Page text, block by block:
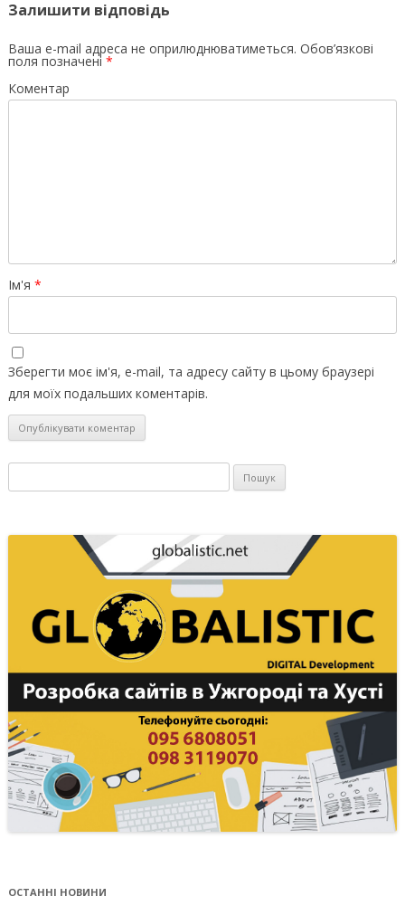
Залишити відповідь
Ваша e-mail адреса не оприлюднюватиметься. Обов’язкові
поля позначені *
Коментар
Ім'я *
Зберегти моє ім'я, e-mail, та адресу сайту в цьому браузері
для моїх подальших коментарів.
ОСТАННІ НОВИНИ